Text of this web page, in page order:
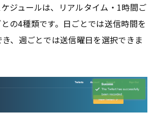
ジュールは、リアルタイム・1時間ご
の4種類です。日ごとでは送信時間を
、週ごとでは送信曜日を選択できま